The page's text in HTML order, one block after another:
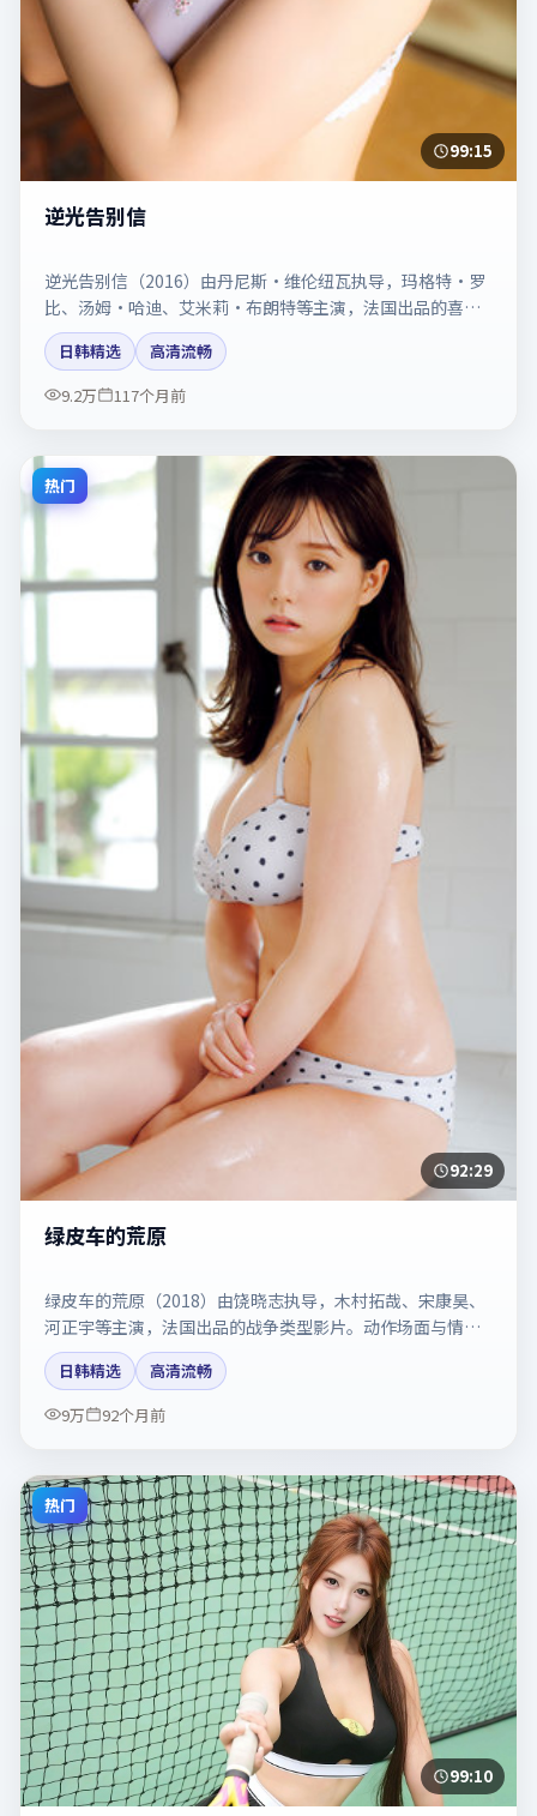
99:15
逆光告别信
逆光告别信（2016）由丹尼斯·维伦纽瓦执导，玛格特·罗
比、汤姆·哈迪、艾米莉·布朗特等主演，法国出品的喜剧
类型影片。动作场面与情感戏比例拿捏得当。剧情简介与主
创信息可供检索参考，上映日期以片方资料为准。
日韩精选
高清流畅
9.2万
117个月前
热门
92:29
绿皮车的荒原
绿皮车的荒原（2018）由饶晓志执导，木村拓哉、宋康昊、
河正宇等主演，法国出品的战争类型影片。动作场面与情感
戏比例拿捏得当。剧情简介与主创信息可供检索参考，上映
日期以片方资料为准。
日韩精选
高清流畅
9万
92个月前
热门
99:10